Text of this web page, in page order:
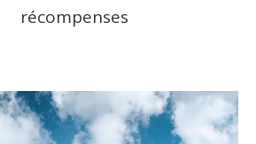
récompenses